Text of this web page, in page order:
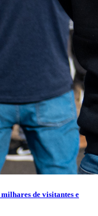
de visitantes e